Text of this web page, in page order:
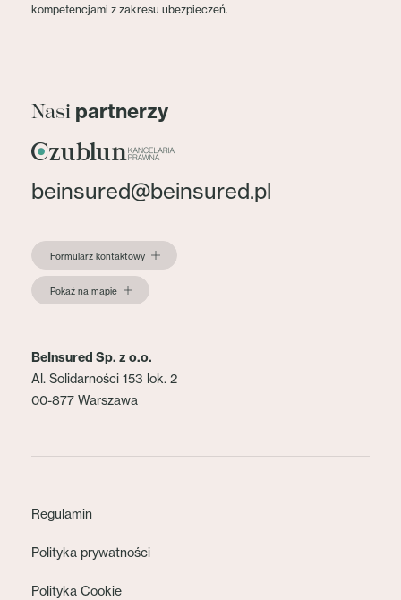
kompetencjami z zakresu ubezpieczeń.
Nasi partnerzy
beinsured@beinsured.pl
Formularz kontaktowy
Pokaż na mapie
BeInsured Sp. z o.o.
Al. Solidarności 153 lok. 2
00-877 Warszawa
Regulamin
Polityka prywatności
Polityka Cookie